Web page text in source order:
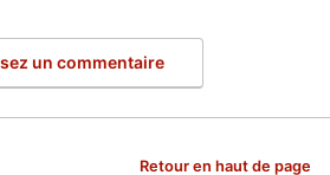
un commentaire
Retour en haut de page